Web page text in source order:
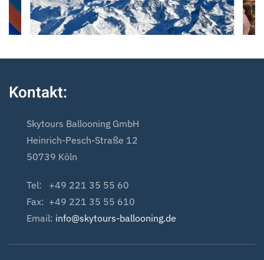
Kontakt:
Skytours Ballooning GmbH
Heinrich-Pesch-Straße 12
50739 Köln
Tel: +49 221 35 55 60
Fax: +49 221 35 55 610
Email: info@skytours-ballooning.de